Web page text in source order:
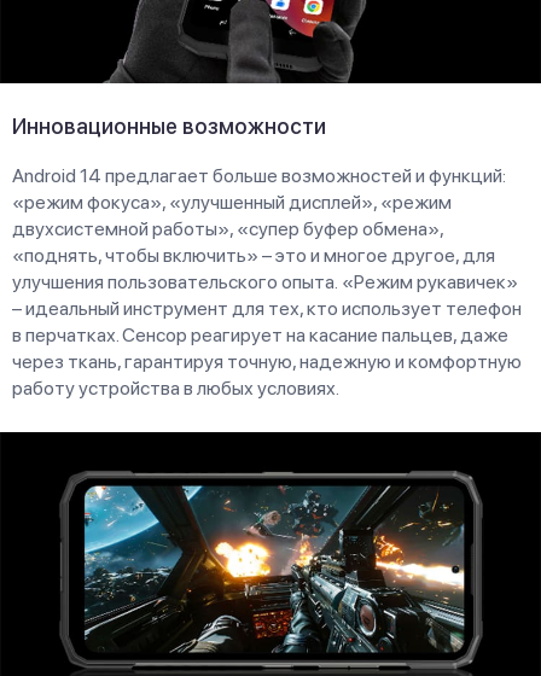
Инновационные возможности
Android 14 предлагает больше возможностей и функций:
«режим фокуса», «улучшенный дисплей», «режим
двухсистемной работы», «супер буфер обмена»,
«поднять, чтобы включить» – это и многое другое, для
улучшения пользовательского опыта. «Режим рукавичек»
– идеальный инструмент для тех, кто использует телефон
в перчатках. Сенсор реагирует на касание пальцев, даже
через ткань, гарантируя точную, надежную и комфортную
работу устройства в любых условиях.